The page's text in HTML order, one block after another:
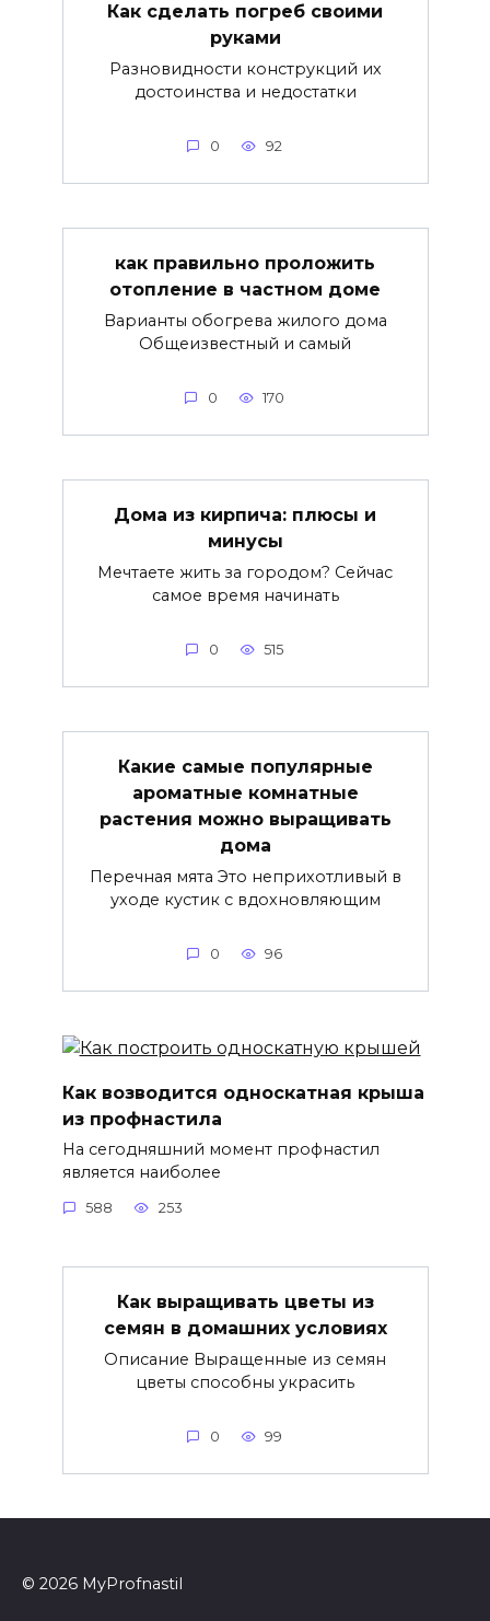
Как сделать погреб своими
руками
Разновидности конструкций их
достоинства и недостатки
0 92
как правильно проложить
отопление в частном доме
Варианты обогрева жилого дома
Общеизвестный и самый
0 170
Дома из кирпича: плюсы и
минусы
Мечтаете жить за городом? Сейчас
самое время начинать
0 515
Какие самые популярные
ароматные комнатные
растения можно выращивать
дома
Перечная мята Это неприхотливый в
уходе кустик с вдохновляющим
0 96
Как возводится односкатная крыша
из профнастила
На сегодняшний момент профнастил
является наиболее
588 253
Как выращивать цветы из
семян в домашних условиях
Описание Выращенные из семян
цветы способны украсить
0 99
© 2026 MyProfnastil